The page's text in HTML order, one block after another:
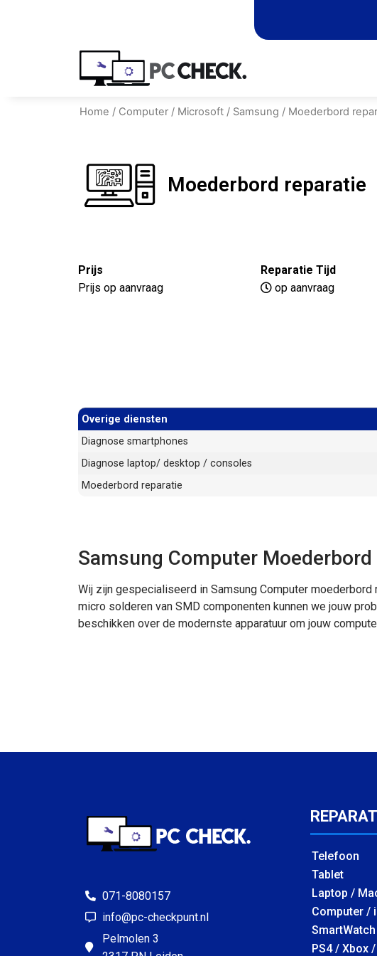
Home / Computer / Microsoft / Samsung / Moederbord
Moederbord reparatie
Prijs
Prijs op aanvraag
Reparatie Tijd
op aanvraag
Overige diensten
Diagnose smartphones
Diagnose laptop/ desktop / consoles
Moederbord reparatie
Samsung Computer Moederbord
Wij zijn gespecialiseerd in Samsung Computer
micro solderen van SMD componenten kunnen we jouw
beschikken over de modernste apparatuur om jouw
071-8080157
info@pc-checkpunt.nl
Pelmolen 3
Telefoon
Tablet
Laptop /
Computer /
SmartWatch
PS4 / Xbox